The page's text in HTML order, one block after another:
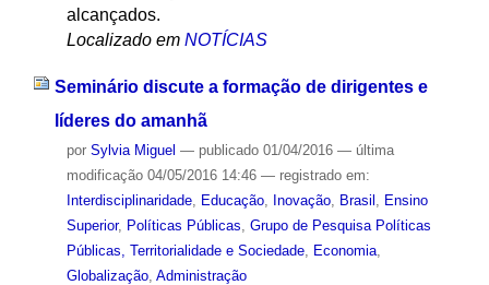
alcançados.
Localizado em NOTÍCIAS
Seminário discute a formação de dirigentes e
líderes do amanhã
por Sylvia Miguel — publicado01/04/2016 — última
modificação04/05/2016 14:46 — registrado em:
Interdisciplinaridade, Educação, Inovação, Brasil
Ensino
Superior, Políticas Públicas Grupo de Pesquisa Políticas
Públicas, Territorialidade e Sociedade, Economia,
Globalização, Administração